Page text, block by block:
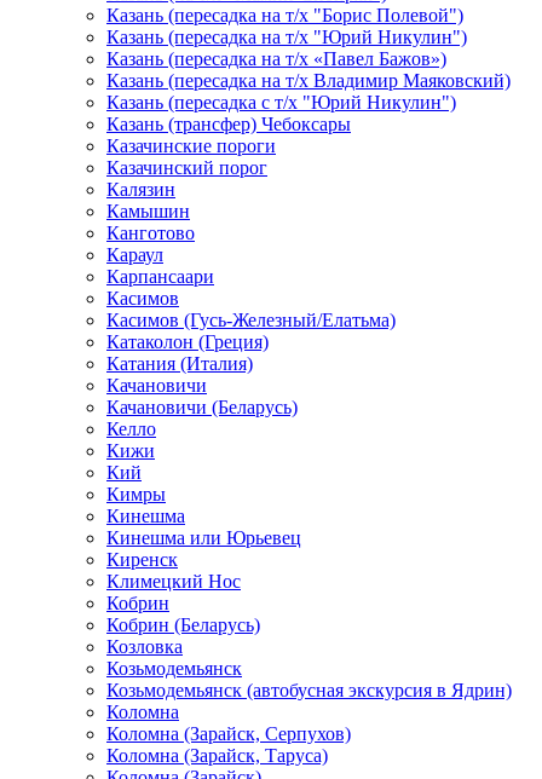
Казань (пересадка на т/х "Борис Полевой")
Казань (пересадка на т/х "Юрий Никулин")
Казань (пересадка на т/х «Павел Бажов»)
Казань (пересадка на т/х Владимир Маяковский)
Казань (пересадка с т/х "Юрий Никулин")
Казань (трансфер) Чебоксары
Казачинские пороги
Казачинский порог
Калязин
Камышин
Канготово
Караул
Карпансаари
Касимов
Касимов (Гусь-Железный/Елатьма)
Катаколон (Греция)
Катания (Италия)
Качановичи
Качановичи (Беларусь)
Келло
Кижи
Кий
Кимры
Кинешма
Кинешма или Юрьевец
Киренск
Климецкий Нос
Кобрин
Кобрин (Беларусь)
Козловка
Козьмодемьянск
Козьмодемьянск (автобусная экскурсия в Ядрин)
Коломна
Коломна (Зарайск, Серпухов)
Коломна (Зарайск, Таруса)